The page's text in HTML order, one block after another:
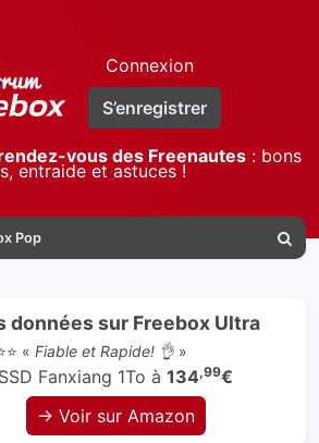
Connexion
S’enregistrer
vous des Freenautes: bons
entraide et astuces !
Pop
données sur Freebox Ultra
« Fiable et Rapide! 👌»
SSD Fanxiang 1To à 134,99€
→ Voir sur Amazon